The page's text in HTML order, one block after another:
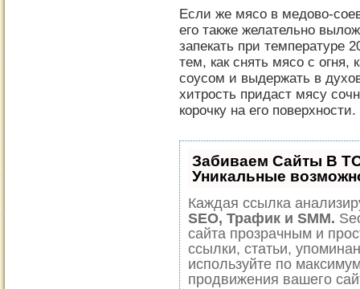
Если же мясо в медово-
его также желательно
запекать при температуре
тем, как снять мясо с огня,
соусом и выдержать в
хитрость придаст мясу
корочку на его поверхности.
Забиваем Сайты В
Уникальные
Каждая ссылка
SEO, Трафик и SMM.
сайта прозрачным и
ссылки, статьи,
используйте по
продвижения вашего